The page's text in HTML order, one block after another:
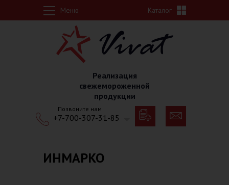
Перейти к основному содержанию
Меню Каталог
Реализация
свежемороженной
продукции
Позвоните нам
+7-700-307-31-85
ИНМАРКО